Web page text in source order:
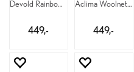
Devold Rainbow Beanie OS 653 DNT
449,-
Aclima Woolnet Original Beanie 123
449,-